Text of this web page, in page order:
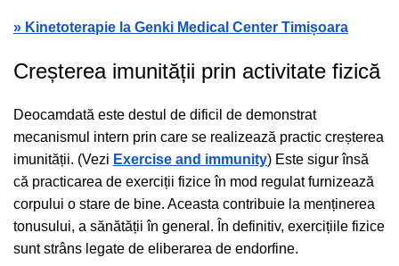
» Kinetoterapie la Genki Medical Center Timișoara
Creșterea imunității prin activitate fizică
Deocamdată este destul de dificil de demonstrat
mecanismul intern prin care se realizează practic creșterea
imunității. (Vezi Exercise and immunity) Este sigur însă
că practicarea de exerciții fizice în mod regulat furnizează
corpului o stare de bine. Aceasta contribuie la menținerea
tonusului, a sănătății în general. În definitiv, exercițiile fizice
sunt strâns legate de eliberarea de endorfine.